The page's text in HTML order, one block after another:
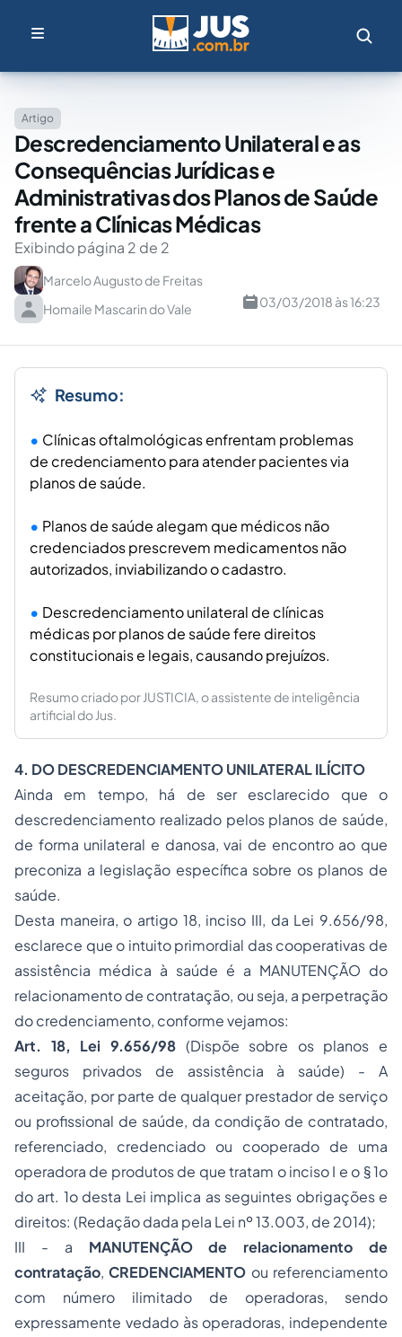
Artigo
Descredenciamento Unilateral e as
Consequências Jurídicas e
Administrativas dos Planos de Saúde
frente a Clínicas Médicas
Exibindo página 2 de 2
Marcelo Augusto de Freitas
Homaile Mascarin do Vale
03/03/2018 às 16:23
Resumo:
Clínicas oftalmológicas enfrentam problemas
de credenciamento para atender pacientes via
planos de saúde.
Planos de saúde alegam que médicos não
credenciados prescrevem medicamentos não
autorizados, inviabilizando o cadastro.
Descredenciamento unilateral de clínicas
médicas por planos de saúde fere direitos
constitucionais e legais, causando prejuízos.
Resumo criado por JUSTICIA, o assistente de inteligência
artificial do Jus.
4. DO DESCREDENCIAMENTO UNILATERAL ILÍCITO
Ainda em tempo, há de ser esclarecido que o
descredenciamento realizado pelos planos de saúde,
de forma unilateral e danosa, vai de encontro ao que
preconiza a legislação específica sobre os planos de
saúde.
Desta maneira, o artigo 18, inciso III, da Lei 9.656/98,
esclarece que o intuito primordial das cooperativas de
assistência médica à saúde é a MANUTENÇÃO do
relacionamento de contratação, ou seja, a perpetração
do credenciamento, conforme vejamos:
Art. 18, Lei 9.656/98(Dispõe sobre os planos e
seguros privados de assistência à saúde) - A
aceitação, por parte de qualquer prestador de serviço
ou profissional de saúde, da condição de contratado,
referenciado, credenciado ou cooperado de uma
operadora de produtos de que tratam o inciso I e o § 1o
do art. 1o desta Lei implica as seguintes obrigações e
direitos: (Redação dada pela Lei nº 13.003, de 2014);
III - a MANUTENÇÃO de relacionamento de
contratação,CREDENCIAMENTO ou referenciamento
com número ilimitado de operadoras, sendo
expressamente vedado às operadoras, independente